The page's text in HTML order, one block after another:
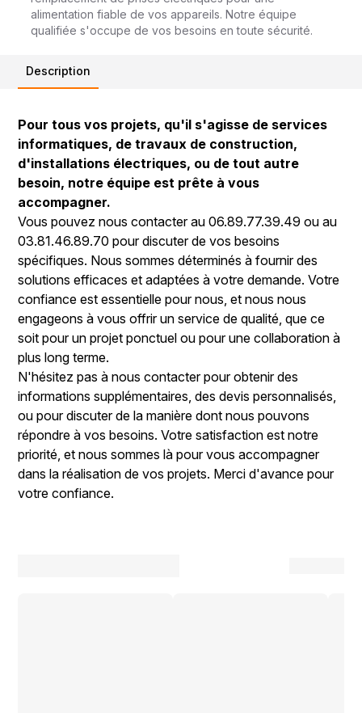
alimentation fiable de vos appareils. Notre équipe
qualifiée s'occupe de vos besoins en toute sécurité.
Description
Pour tous vos projets, qu'il s'agisse de services
informatiques, de travaux de construction,
d'installations électriques, ou de tout autre
besoin, notre équipe est prête à vous
accompagner.
Vous pouvez nous contacter au 06.89.77.39.49 ou au
03.81.46.89.70 pour discuter de vos besoins
spécifiques. Nous sommes déterminés à fournir des
solutions efficaces et adaptées à votre demande. Votre
confiance est essentielle pour nous, et nous nous
engageons à vous offrir un service de qualité, que ce
soit pour un projet ponctuel ou pour une collaboration à
plus long terme.
N'hésitez pas à nous contacter pour obtenir des
informations supplémentaires, des devis personnalisés,
ou pour discuter de la manière dont nous pouvons
répondre à vos besoins. Votre satisfaction est notre
priorité, et nous sommes là pour vous accompagner
dans la réalisation de vos projets. Merci d'avance pour
votre confiance.